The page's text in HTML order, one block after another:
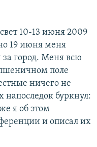
10-13 июня 2009
19 июня меня
город. Меня всю
поле
ничего не
буркнул:
я об этом
и описал их